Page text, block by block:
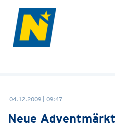
04.12.2009 | 09:47
Neue